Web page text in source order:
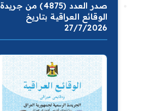
صدر العدد (4875) من جريدة
الوقائع العراقية بتاريخ
27/7/2026